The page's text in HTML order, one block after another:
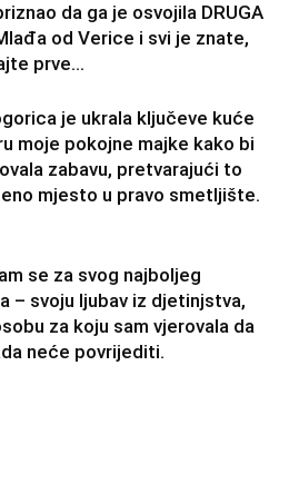
da ga je osvojila DRUGA
od Verice i svi je znate,
prve...
je ukrala ključeve kuće
moje pokojne majke kako bi
zabavu, pretvarajući to
mjesto u pravo smetljište.
se za svog najboljeg
– svoju ljubav iz djetinjstva,
za koju sam vjerovala da
neće povrijediti.